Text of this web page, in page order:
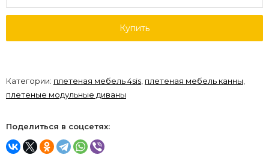
Купить
Категории: плетеная мебель 4sis, плетеная мебель канны,
плетеные модульные диваны
Поделиться в соцсетях: